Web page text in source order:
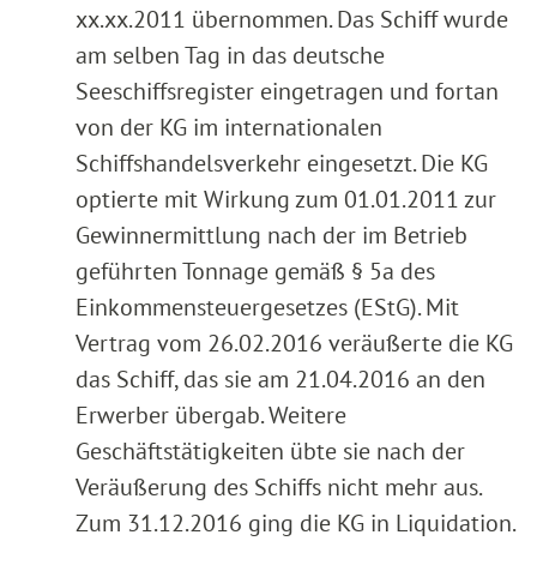
xx.xx.2011 übernommen. Das Schiff wurde
am selben Tag in das deutsche
Seeschiffsregister eingetragen und fortan
von der KG im internationalen
Schiffshandelsverkehr eingesetzt. Die KG
optierte mit Wirkung zum 01.01.2011 zur
Gewinnermittlung nach der im Betrieb
geführten Tonnage gemäß § 5a des
Einkommensteuergesetzes (EStG). Mit
Vertrag vom 26.02.2016 veräußerte die KG
das Schiff, das sie am 21.04.2016 an den
Erwerber übergab. Weitere
Geschäftstätigkeiten übte sie nach der
Veräußerung des Schiffs nicht mehr aus.
Zum 31.12.2016 ging die KG in Liquidation.